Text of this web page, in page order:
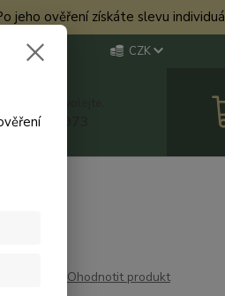
jeho ověření získáte slevu
CZK
rady? Zavolejte.
544 973
Ohodnotit produkt